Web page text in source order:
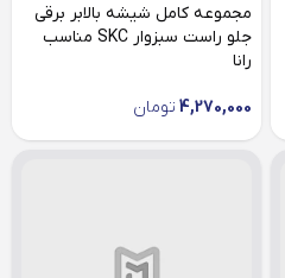
مجموعه کامل شیشه بالابر برقی
جلو راست سبزوار SKC مناسب
رانا
4,270,000 تومان